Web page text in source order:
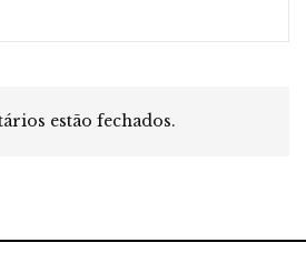
estão fechados.